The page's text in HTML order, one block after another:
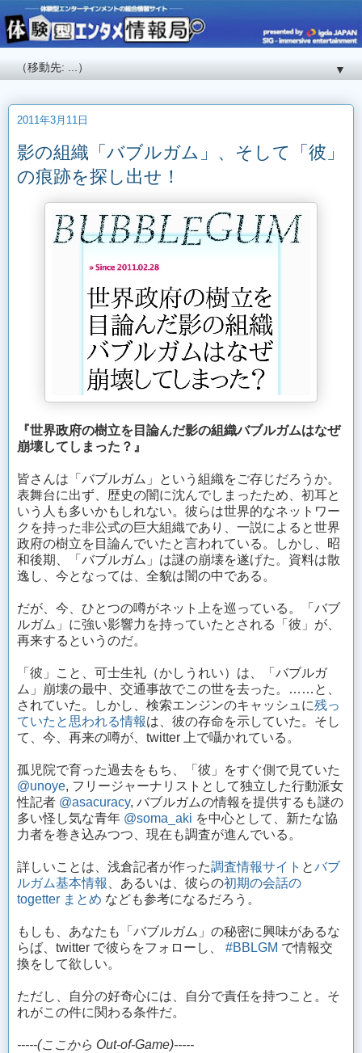
▼
2011年3月11日
影の組織「バブルガム」、そして「彼」
の痕跡を探し出せ！
『世界政府の樹立を目論んだ影の組織バブルガムはなぜ
崩壊してしまった？』
皆さんは「バブルガム」という組織をご存じだろうか。
表舞台に出ず、歴史の闇に沈んでしまったため、初耳と
いう人も多いかもしれない。彼らは世界的なネットワー
クを持った非公式の巨大組織であり、一説によると世界
政府の樹立を目論んでいたと言われている。しかし、昭
和後期、「バブルガム」は謎の崩壊を遂げた。資料は散
逸し、今となっては、全貌は闇の中である。
だが、今、ひとつの噂がネット上を巡っている。「バブ
ルガム」に強い影響力を持っていたとされる「彼」が、
再来するというのだ。
「彼」こと、可士生礼（かしうれい）は、「バブルガ
ム」崩壊の最中、交通事故でこの世を去った。……と、
されていた。しかし、検索エンジンのキャッシュに残っ
ていたと思われる情報は、彼の存命を示していた。そし
て、今、再来の噂が、twitter 上で囁かれている。
孤児院で育った過去をもち、「彼」をすぐ側で見ていた
@unoye, フリージャーナリストとして独立した行動派女
性記者 @asacuracy, バブルガムの情報を提供するも謎の
多い怪し気な青年 @soma_aki を中心として、新たな協
力者を巻き込みつつ、現在も調査が進んでいる。
詳しいことは、浅倉記者が作った調査情報サイト とバブ
ルガム基本情報
、あるいは、彼らの初期の会話の
togetter まとめ なども参考になるだろう。
もしも、あなたも「バブルガム」の秘密に興味があるな
らば、twitter で彼らをフォローし、 #BBLGM で情報交
換をして欲しい。
ただし、自分の好奇心には、自分で責任を持つこと。そ
れがこの件に関わる条件だ。
-----(ここから Out-of-Game)-----